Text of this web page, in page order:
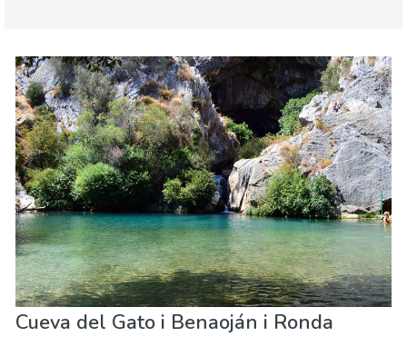
Barn og familie
Handle
Hvor kan man bo
Lokale arrangementer
Mat & Restauranter
Museum & Kunst
Natteliv og barer
Natur og friluftsliv
Sport og spenning Strender
Cueva del Gato i Benaoján i Ronda